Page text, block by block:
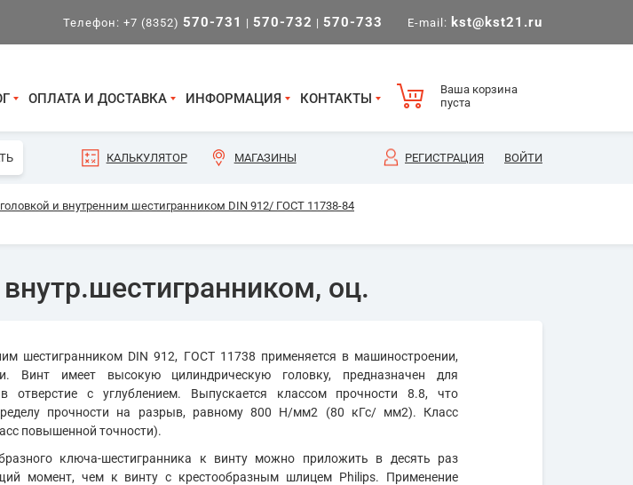
Телефон: +7 (8352) 570-731 | 570-732 | 570-733 E-mail: kst@kst21.ru
ОПЛАТА И ДОСТАВКА ИНФОРМАЦИЯ КОНТАКТЫ
Ваша корзина
пуста
КАЛЬКУЛЯТОР МАГАЗИНЫ РЕГИСТРАЦИЯ ВОЙТИ
и внутренним шестигранником DIN 912/ ГОСТ 11738-84
оц.
шестигранником DIN 912, ГОСТ 11738 применяется в машиностроении,
Винт имеет высокую цилиндрическую головку, предназначен для
отверстие с углублением. Выпускается классом прочности 8.8, что
пределу прочности на разрыв, равному 800 Н/мм2 (80 кГс/ мм2). Класс
повышенной точности).
ключа-шестигранника к винту можно приложить в десять раз
момент, чем к винту с крестообразным шлицем Philips. Применение